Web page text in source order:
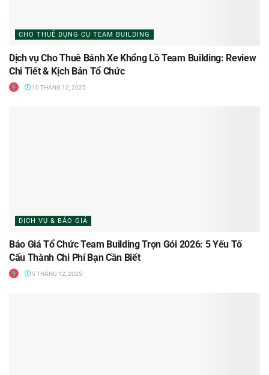
CHO THUÊ DỤNG CỤ TEAM BUILDING
Dịch vụ Cho Thuê Bánh Xe Khổng Lồ Team Building: Review
Chi Tiết & Kịch Bản Tổ Chức
10 THÁNG 12, 2025
DỊCH VỤ & BÁO GIÁ
Báo Giá Tổ Chức Team Building Trọn Gói 2026: 5 Yếu Tố
Cấu Thành Chi Phí Bạn Cần Biết
5 THÁNG 12, 2025